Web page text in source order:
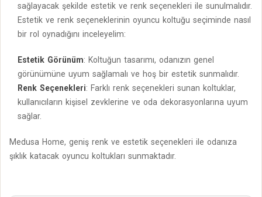
sağlayacak şekilde estetik ve renk seçenekleri ile sunulmalıdır.
Estetik ve renk seçeneklerinin oyuncu koltuğu seçiminde nasıl
bir rol oynadığını inceleyelim:
Estetik Görünüm: Koltuğun tasarımı, odanızın genel
görünümüne uyum sağlamalı ve hoş bir estetik sunmalıdır.
Renk Seçenekleri: Farklı renk seçenekleri sunan koltuklar,
kullanıcıların kişisel zevklerine ve oda dekorasyonlarına uyum
sağlar.
Medusa Home, geniş renk ve estetik seçenekleri ile odanıza
şıklık katacak oyuncu koltukları sunmaktadır.